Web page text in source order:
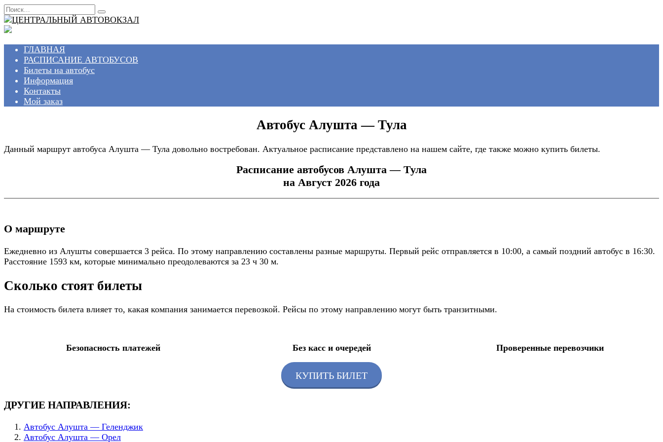
Перейти
к
содержанию
Search
for:
ГЛАВНАЯ
РАСПИСАНИЕ АВТОБУСОВ
Билеты на автобус
Информация
Контакты
Мой заказ
Автобус Алушта — Тула
Данный маршрут автобуса Алушта — Тула довольно востребован. Актуальное расписание представлено на нашем сайте, где также можно купить билеты.
Расписание автобусов Алушта — Тула
на Август 2026 года
О маршруте
Ежедневно из Алушты совершается 3 рейса. По этому направлению составлены разные маршруты. Первый рейс отправляется в 10:00, а самый поздний автобус в 16:30.
Расстояние 1593 км, которые минимально преодолеваются за 23 ч 30 м.
Сколько стоят билеты
На стоимость билета влияет то, какая компания занимается перевозкой. Рейсы по этому направлению могут быть транзитными.
Безопасность платежей Без касс и очередей Проверенные перевозчики
КУПИТЬ БИЛЕТ
ДРУГИЕ НАПРАВЛЕНИЯ:
Автобус Алушта — Геленджик
Автобус Алушта — Орел